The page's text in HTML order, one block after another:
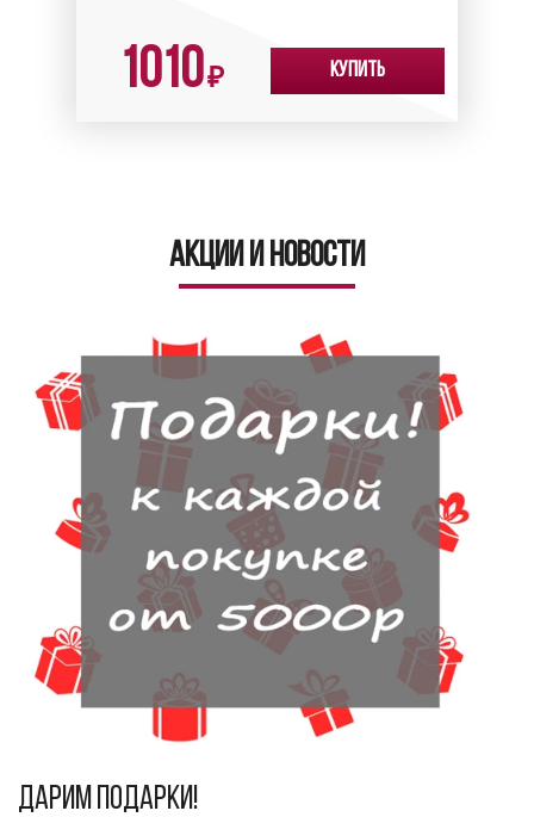
1010₽ Купить
Акции и новости
Дарим подарки!